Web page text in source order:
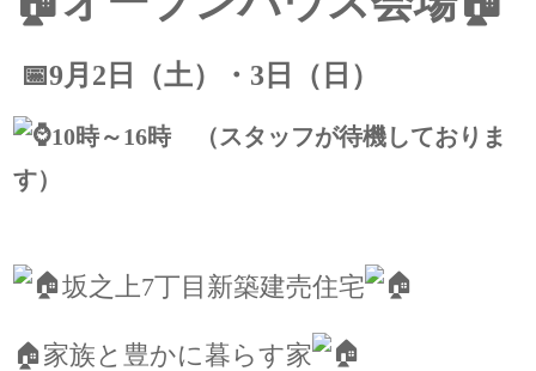
📅9月2日（土）・3日（日）
10時～16時 （スタッフが待機しておりま
す）
坂之上7丁目新築建売住宅
🏠家族と豊かに暮らす家